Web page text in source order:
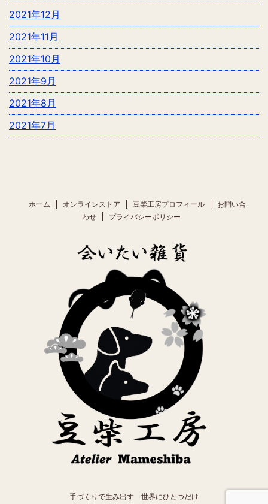
2021年12月
2021年11月
2021年10月
2021年9月
2021年8月
2021年7月
ホーム オンラインストア 豆柴工房プロフィール
お問い合
わせ
プライバシーポリシー
手づくりで生み出す 世界にひとつだけ